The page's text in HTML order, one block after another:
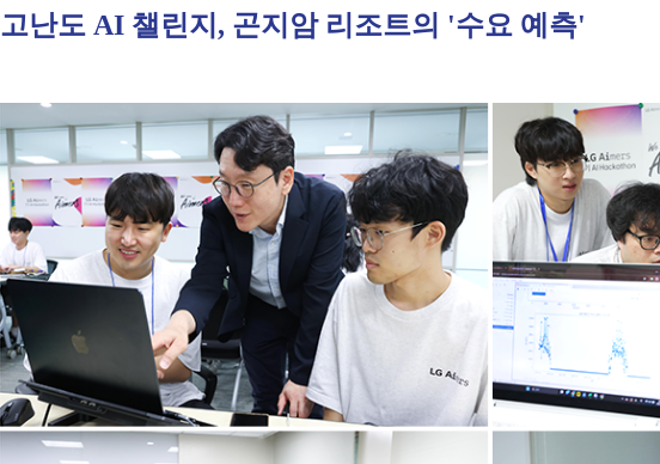
고난도 AI 챌린지, 곤지암 리조트의 '수요 예측'